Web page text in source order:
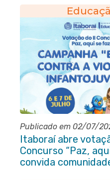
Publicado em 02/07/
Itaboraí abre
Concurso “Paz,
convida